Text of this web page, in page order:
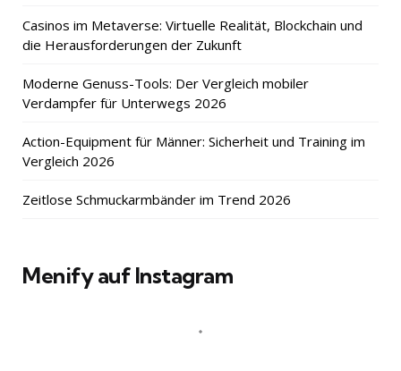
Casinos im Metaverse: Virtuelle Realität, Blockchain und
die Herausforderungen der Zukunft
Moderne Genuss-Tools: Der Vergleich mobiler
Verdampfer für Unterwegs 2026
Action-Equipment für Männer: Sicherheit und Training im
Vergleich 2026
Zeitlose Schmuckarmbänder im Trend 2026
Menify auf Instagram